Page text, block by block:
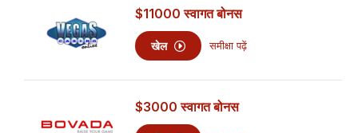
$11000 स्वागत बोनस
खेल समीक्षा पढ़ें
$3000 स्वागत बोनस